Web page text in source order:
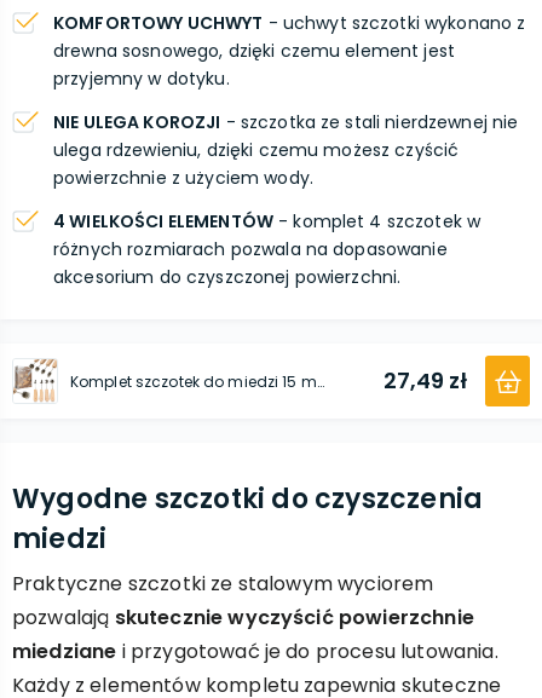
KOMFORTOWY UCHWYT - uchwyt szczotki wykonano z
drewna sosnowego, dzięki czemu element jest
przyjemny w dotyku.
NIE ULEGA KOROZJI - szczotka ze stali nierdzewnej nie
ulega rdzewieniu, dzięki czemu możesz czyścić
powierzchnie z użyciem wody.
4 WIELKOŚCI ELEMENTÓW- komplet 4 szczotek w
różnych rozmiarach pozwala na dopasowanie
akcesorium do czyszczonej powierzchni.
Komplet szczotek do miedzi 15 mm, 18 mm, 22 mm, 28 mm 4 szt. 27,49 zł
Wygodne szczotki do czyszczenia
miedzi
Praktyczne szczotki ze stalowym wyciorem
pozwalają skutecznie wyczyścić powierzchnie
miedziane i przygotować je do procesu lutowania.
Każdy z elementów kompletu zapewnia skuteczne